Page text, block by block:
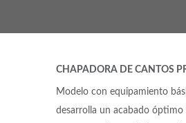
CHAPADORA DE CANTOS
Modelo con equipamiento
desarrolla un acabado óptimo